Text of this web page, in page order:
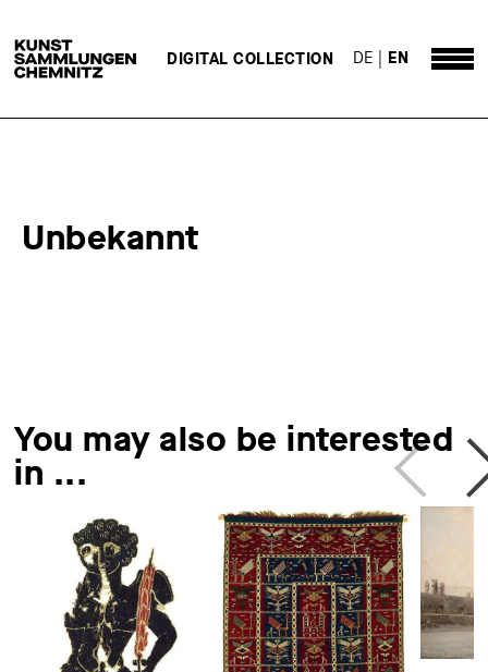
DE EN
DIGITAL COLLECTION
Unbekannt
You may also be interested
in ...